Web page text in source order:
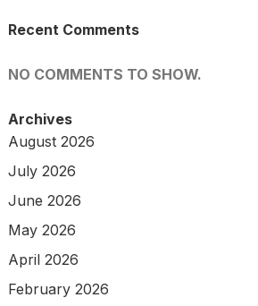
Recent Comments
NO COMMENTS TO SHOW.
Archives
August 2026
July 2026
June 2026
May 2026
April 2026
February 2026